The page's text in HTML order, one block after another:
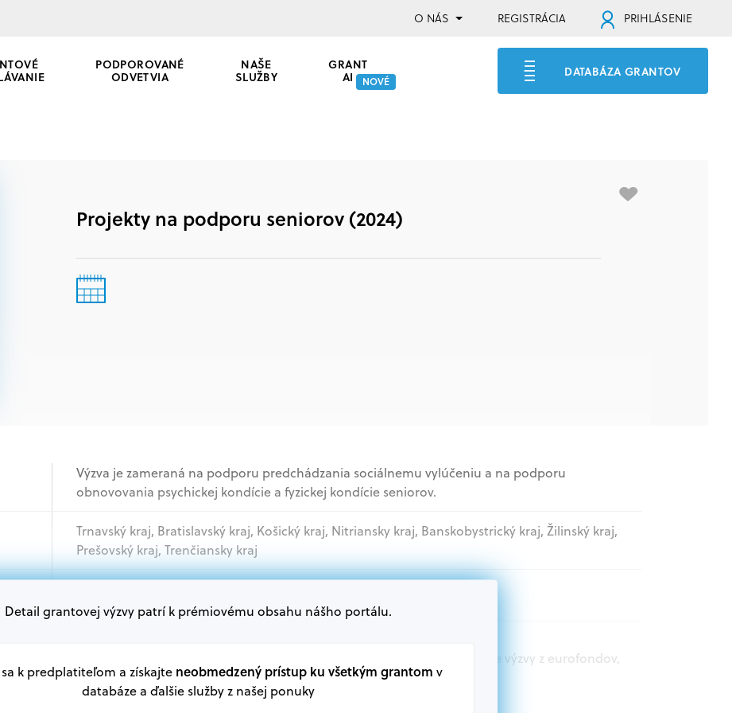
O NÁS REGISTRÁCIA PRIHLÁSENIE
PODPOROVANÉ
ODVETVIA
NAŠE
SLUŽBY
GRANT
AI NOVÉ
DATABÁZA GRANTOV
Projekty na podporu seniorov (2024)
Výzva je zameraná na podporu predchádzania sociálnemu vylúčeniu a na podporu
obnovovania psychickej kondície a fyzickej kondície seniorov.
Trnavský kraj, Bratislavský kraj, Košický kraj, Nitriansky kraj, Banskobystrický kraj, Žilinský kraj,
Prešovský kraj, Trenčiansky kraj
Mimovládne organizácie
V databáze grantov a dotácií na portáli Grantexpert.sk nájdete aktuálne výzvy z eurofondov,
plánu obnovy a ďalších zdrojov.
Detail grantovej výzvy patrí k prémiovému obsahu nášho portálu.
k predplatiteľom a získajte neobmedzený prístup ku všetkým grantom v
databáze a ďalšie služby z našej ponuky